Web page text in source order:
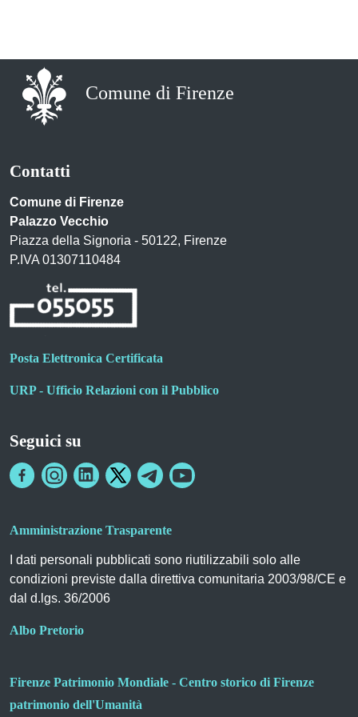
Comune di Firenze
Contatti
Comune di Firenze
Palazzo Vecchio
Piazza della Signoria - 50122, Firenze
P.IVA 01307110484
Posta Elettronica Certificata
URP - Ufficio Relazioni con il Pubblico
Seguici su
Amministrazione Trasparente
I dati personali pubblicati sono riutilizzabili solo alle
condizioni previste dalla direttiva comunitaria 2003/98/CE e
dal d.lgs. 36/2006
Albo Pretorio
Firenze Patrimonio Mondiale - Centro storico di Firenze
patrimonio dell'Umanità